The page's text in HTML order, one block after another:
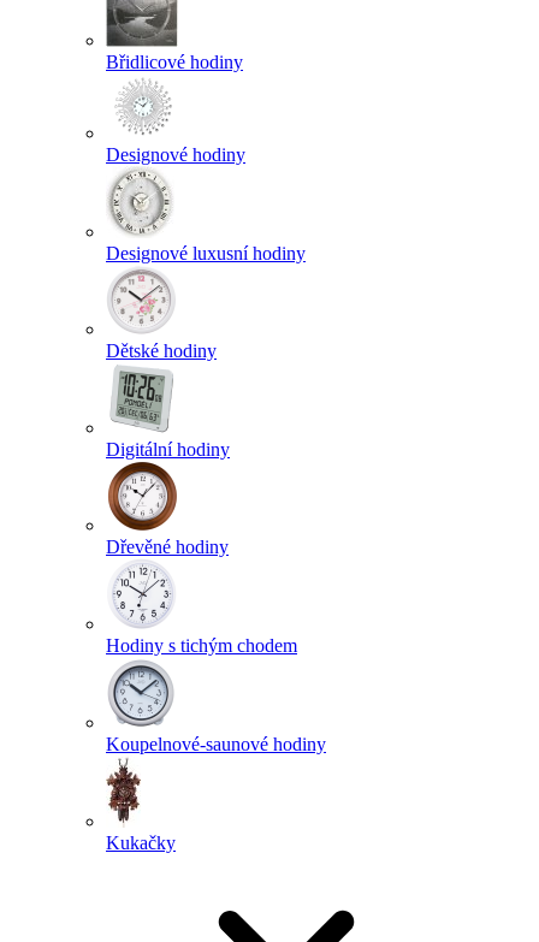
Břidlicové hodiny
Designové hodiny
Designové luxusní hodiny
Dětské hodiny
Digitální hodiny
Dřevěné hodiny
Hodiny s tichým chodem
Koupelnové-saunové hodiny
Kukačky